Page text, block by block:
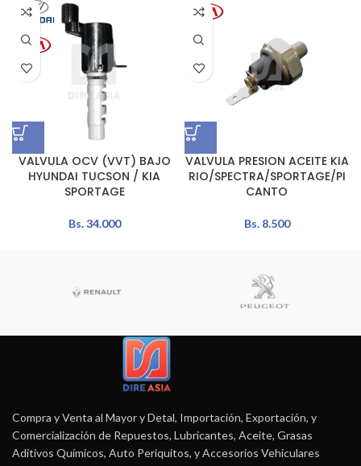
VALVULA OCV (VVT) BAJO
HYUNDAI TUCSON / KIA
SPORTAGE
Bs.34.000
VALVULA PRESION ACEITE KIA
RIO/SPECTRA/SPORTAGE/PI
CANTO
Bs.8.500
Compra y Venta al Mayor y Detal, Importación, Exportación, y
Comercialización de Repuestos, Lubricantes, Aceite, Grasas
Aditivos Químicos, Auto Periquitos, y Accesorios Vehiculares